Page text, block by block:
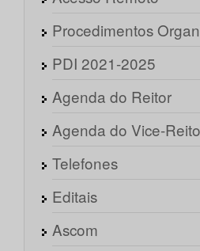
Procedimentos
PDI 2021-2025
Agenda do Reitor
Agenda do Vice-
Telefones
Editais
Ascom